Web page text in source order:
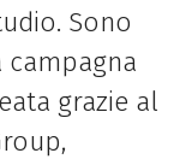
Sono
grazie al